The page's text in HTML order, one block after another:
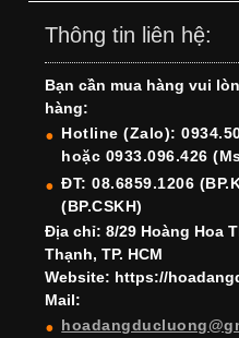
c
e
b
o
o
k
a
gr
a
m
er
e
st
e
n
Thông tin liên hệ:
Bạn cần mua hàng vui
hàng:
Hotline (Zalo):
hoặc 0933.096.426
ĐT: 08.6859.1206
(BP.CSKH)
Địa chỉ: 8/29 Hoàng Hoa
Thạnh, TP. HCM
Website: https://
Mail: